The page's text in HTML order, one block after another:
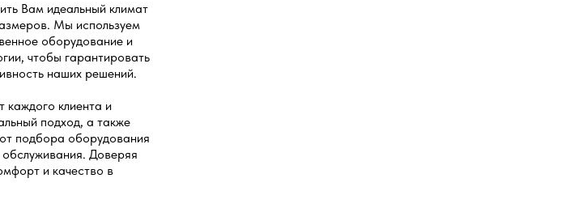
Вам идеальный климат
Мы используем
оборудование и
чтобы гарантировать
наших решений.
клиента и
подход, а также
подбора оборудования
Доверяя
и качество в